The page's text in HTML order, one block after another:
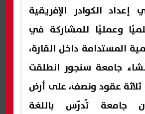
الكوادر الإفريقية
وعمليًا للمشاركة في
المستدامة داخل القارة،
جامعة سنجور انطلقت
ثلاثة عقود ونصف، على أرض
جامعة تُدرّس باللغة